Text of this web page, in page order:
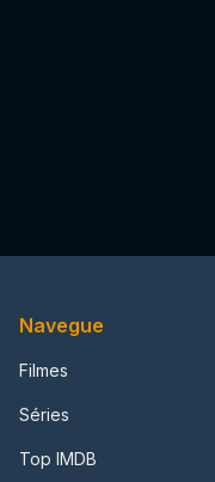
Navegue
Filmes
Séries
Top IMDB